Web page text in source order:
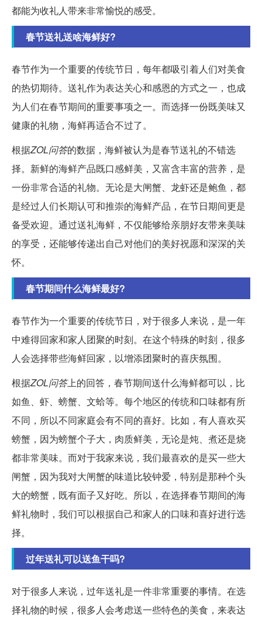
都能为收礼人带来非常愉悦的感受。
春节送礼送啥海鲜好?
春节作为一个重要的传统节日，每年都吸引着人们对美食
的热切期待。送礼作为表达关心和感恩的方式之一，也成
为人们在春节期间的重要事项之一。而选择一份既美味又
健康的礼物，海鲜再适合不过了。
根据ZOL问答的数据，海鲜被认为是春节送礼的不错选
择。新鲜的海鲜产品既口感鲜美，又富含丰富的营养，是
一份非常合适的礼物。无论是大闸蟹、龙虾还是鲍鱼，都
是经过人们长期认可和推崇的海鲜产品，在节日期间更是
备受欢迎。通过送礼海鲜，不仅能够给亲朋好友带来美味
的享受，还能够传递出自己对他们的美好祝愿和深深的关
怀。
春节期间什么海鲜最好?
春节作为一个重要的传统节日，对于很多人来说，是一年
中难得回家和家人团聚的时刻。在这个特殊的时刻，很多
人会选择带些海鲜回家，以增添团聚时的喜庆氛围。
根据ZOL问答上的回答，春节期间送什么海鲜都可以，比
如鱼、虾、螃蟹、文蛤等。每个地区的传统和口味都有所
不同，所以不同家庭会有不同的喜好。比如，有人喜欢买
螃蟹，因为螃蟹个子大，肉质鲜美，无论是炖、煮还是烧
都非常美味。而对于我家来说，我们最喜欢的是买一些大
闸蟹，因为我对大闸蟹的味道比较钟爱，特别是那种个头
大的螃蟹，既有面子又好吃。所以，在选择春节期间的海
鲜礼物时，我们可以根据自己和家人的口味和喜好进行选
择。
过年送礼可以送鱼干吗?
对于很多人来说，过年送礼是一件非常重要的事情。在选
择礼物的时候，很多人会考虑送一些特色的美食，来表达